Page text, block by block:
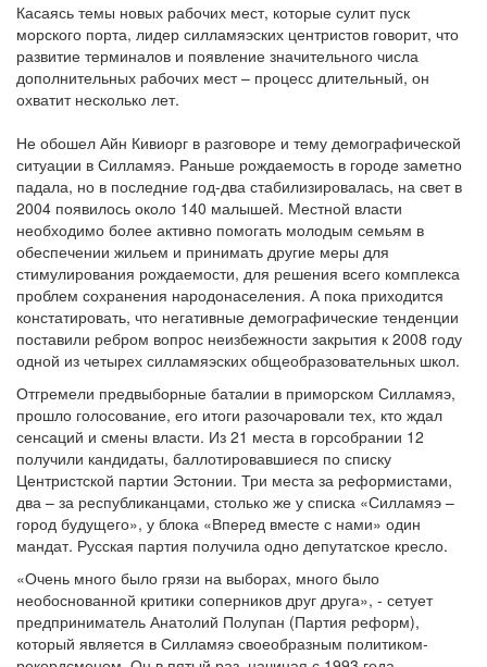
Касаясь темы новых рабочих мест, которые сулит пуск
морского порта, лидер силламяэских центристов говорит, что
развитие терминалов и появление значительного числа
дополнительных рабочих мест – процесс длительный, он
охватит несколько лет.
Не обошел Айн Кивиорг в разговоре и тему демографической
ситуации в Силламяэ. Раньше рождаемость в городе заметно
падала, но в последние год-два стабилизировалась, на свет в
2004 появилось около 140 малышей. Местной власти
необходимо более активно помогать молодым семьям в
обеспечении жильем и принимать другие меры для
стимулирования рождаемости, для решения всего комплекса
проблем сохранения народонаселения. А пока приходится
констатировать, что негативные демографические тенденции
поставили ребром вопрос неизбежности закрытия к 2008 году
одной из четырех силламяэских общеобразовательных школ.
Отгремели предвыборные баталии в приморском Силламяэ,
прошло голосование, его итоги разочаровали тех, кто ждал
сенсаций и смены власти. Из 21 места в горсобрании 12
получили кандидаты, баллотировавшиеся по списку
Центристской партии Эстонии. Три места за реформистами,
два – за республиканцами, столько же у списка «Силламяэ –
город будущего», у блока «Вперед вместе с нами» один
мандат. Русская партия получила одно депутатское кресло.
«Очень много было грязи на выборах, много было
необоснованной критики соперников друг друга», - сетует
предприниматель Анатолий Полупан (Партия реформ),
который является в Силламяэ своеобразным политиком-